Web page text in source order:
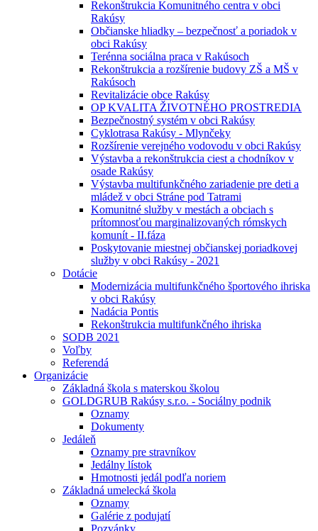
Rekonštrukcia Komunitného centra v obci
Rakúsy
Občianske hliadky – bezpečnosť a poriadok v
obci Rakúsy
Terénna sociálna praca v Rakúsoch
Rekonštrukcia a rozšírenie budovy ZŠ a MŠ v
Rakúsoch
Revitalizácie obce Rakúsy
OP KVALITA ŽIVOTNÉHO PROSTREDIA
Bezpečnostný systém v obci Rakúsy
Cyklotrasa Rakúsy - Mlynčeky
Rozšírenie verejného vodovodu v obci Rakúsy
Výstavba a rekonštrukcia ciest a chodníkov v
osade Rakúsy
Výstavba multifunkčného zariadenie pre deti a
mládež v obci Stráne pod Tatrami
Komunitné služby v mestách a obciach s
prítomnosťou marginalizovaných rómskych
komunít - II.fáza
Poskytovanie miestnej občianskej poriadkovej
služby v obci Rakúsy - 2021
Dotácie
Modernizácia multifunkčného športového ihriska
v obci Rakúsy
Nadácia Pontis
Rekonštrukcia multifunkčného ihriska
SODB 2021
Voľby
Referendá
Organizácie
Základná škola s materskou školou
GOLDGRUB Rakúsy s.r.o. - Sociálny podnik
Oznamy
Dokumenty
Jedáleň
Oznamy pre stravníkov
Jedálny lístok
Hmotnosti jedál podľa noriem
Základná umelecká škola
Oznamy
Galérie z podujatí
Pozvánky